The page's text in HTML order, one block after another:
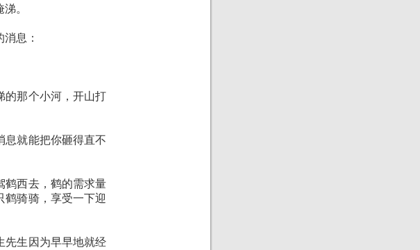
。
息：
那个小河，开山打
息就能把你砸得直不
鹤西去，鹤的需求量
鹤骑骑，享受一下迎
先生因为早早地就经